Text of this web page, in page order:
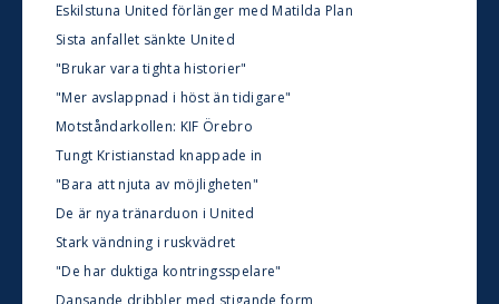
Eskilstuna United förlänger med Matilda Plan
Sista anfallet sänkte United
"Brukar vara tighta historier"
"Mer avslappnad i höst än tidigare"
Motståndarkollen: KIF Örebro
Tungt Kristianstad knappade in
"Bara att njuta av möjligheten"
De är nya tränarduon i United
Stark vändning i ruskvädret
"De har duktiga kontringsspelare"
Dansande dribbler med stigande form